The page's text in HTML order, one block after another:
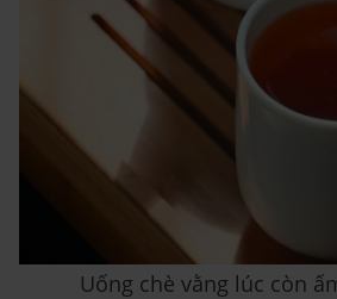
Uống chè vằng lúc còn